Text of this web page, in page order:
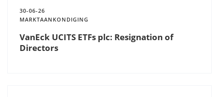
30-06-26
MARKTAANKONDIGING
VanEck UCITS ETFs plc: Resignation of
Directors